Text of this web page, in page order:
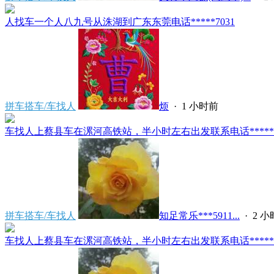
人找车一个人八九号从洙湖到广东东莞电话*****7031
拼车搭车/车找人 烦 · 1 小时前
车找人上蔡县车在漯河高铁站，半小时左右出发联系电话
拼车搭车/车找人 知足常乐***5911... · 2 小
车找人上蔡县车在漯河高铁站，半小时左右出发联系电话